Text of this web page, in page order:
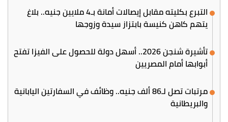
التبرع بكليته مقابل إيصالات أمانة بـ4 ملايين جنيه.. بلاغ
يتهم كاهن كنيسة بابتزاز سيدة وزوجها
تأشيرة شنجن 2026.. أسهل دولة للحصول على الفيزا تفتح
أبوابها أمام المصريين
مرتبات تصل لـ86 ألف جنيه.. وظائف في السفارتين اليابانية
والبريطانية